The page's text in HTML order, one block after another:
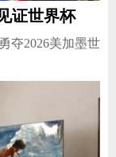
证世界杯
夺2026美加墨世